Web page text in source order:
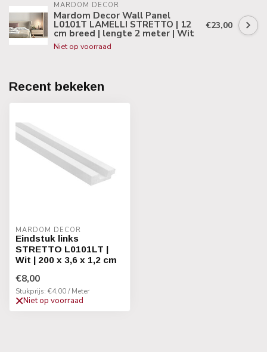
MARDOM DECOR
Mardom Decor Wall Panel
L0101T LAMELLI STRETTO | 12
cm breed | lengte 2 meter | Wit
Niet op voorraad
€23,00
Recent bekeken
MARDOM DECOR
Eindstuk links
STRETTO L0101LT |
Wit | 200 x 3,6 x 1,2 cm
€8,00
Stukprijs: €4,00 / Meter
Niet op voorraad